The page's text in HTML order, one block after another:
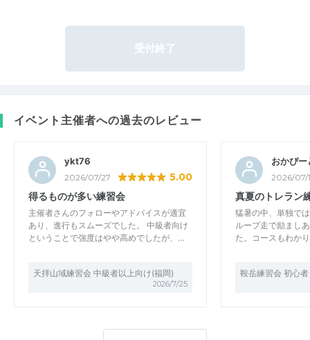
受付終了
イベント主催者への過去のレビュー
ykt76
2026/07/27 5.00
得るものが多い練習会
主催者さんのフォローやアドバイスが適宜
あり、進行もスムーズでした。 中級者向け
ということで強度はやや高めでしたが、…
天拝山域練習会 中級者以上向け(福岡)
2026/7/25
おかぴ
2026/07/
真夏のトレラン
猛暑の中、単独で
ループ走で励まし
た。コースもわか
鞍岳練習会 初心